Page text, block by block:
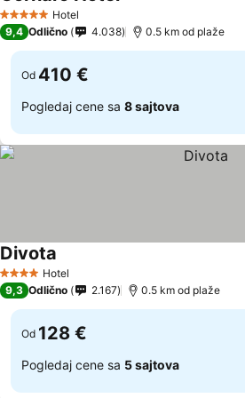
5 ZvezdiceHotel
Pogledaj cene
9,4 Odlično 4.038 0.5 km od plaže
Od 410 €
Pogledaj cene sa 8 sajtova
4 ZvezdiceHotel
Divota
9,3 Odlično 2.167 0.5 km od plaže
Od 128 €
Pogledaj cene sa 5 sajtova